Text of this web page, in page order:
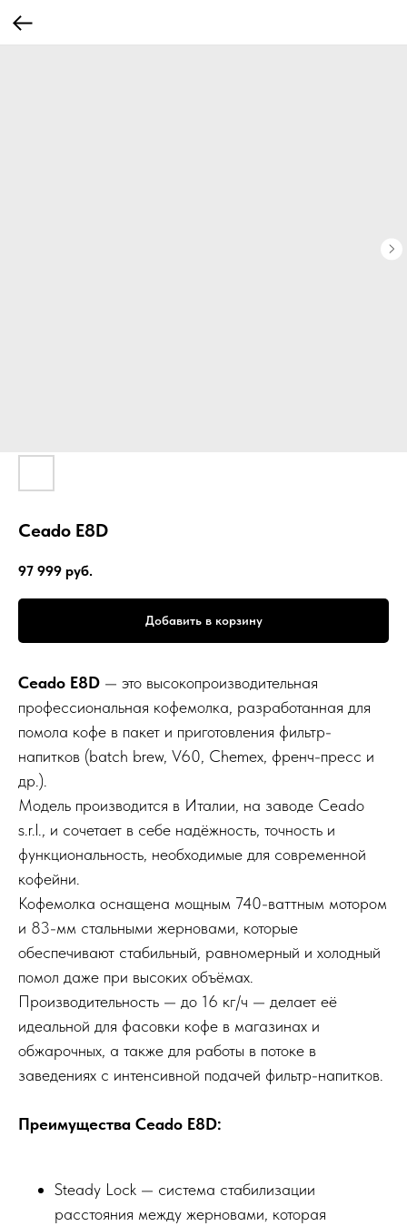
Ceado E8D
97 999 руб.
Добавить в корзину
Ceado E8D — это высокопроизводительная
профессиональная кофемолка, разработанная для
помола кофе в пакет и приготовления фильтр-
напитков (batch brew, V60, Chemex, френч-пресс и
др.).
Модель производится в Италии, на заводе Ceado
s.r.l., и сочетает в себе надёжность, точность и
функциональность, необходимые для современной
кофейни.
Кофемолка оснащена мощным 740-ваттным мотором
и 83-мм стальными жерновами, которые
обеспечивают стабильный, равномерный и холодный
помол даже при высоких объёмах.
Производительность — до 16 кг/ч — делает её
идеальной для фасовки кофе в магазинах и
обжарочных, а также для работы в потоке в
заведениях с интенсивной подачей фильтр-напитков.
Преимущества Ceado E8D:
Steady Lock — система стабилизации
расстояния между жерновами, которая